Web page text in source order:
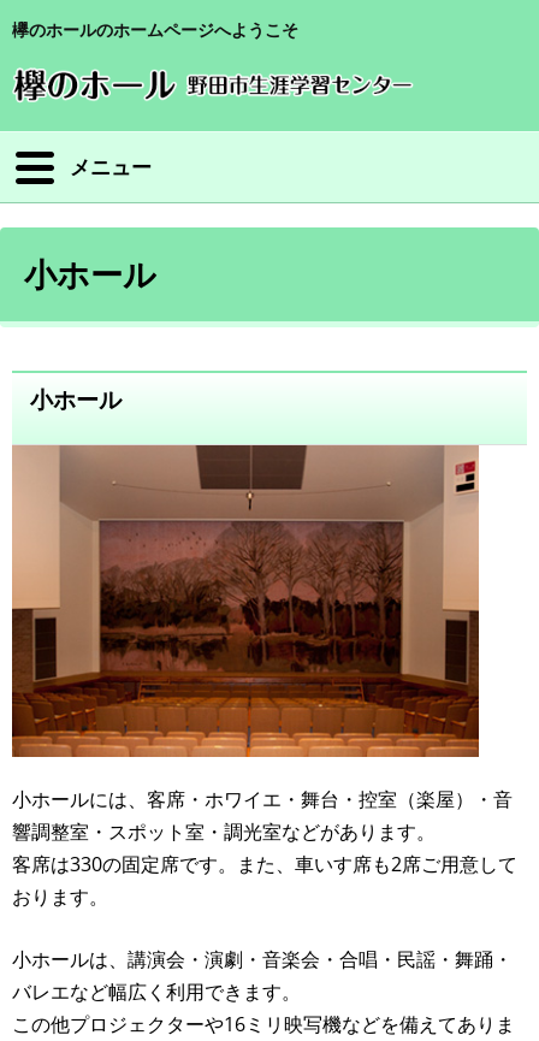
欅のホールのホームページへようこそ
メニュー
小ホール
小ホール
小ホールには、客席・ホワイエ・舞台・控室（楽屋）・音
響調整室・スポット室・調光室などがあります。
客席は330の固定席です。また、車いす席も2席ご用意して
おります。
小ホールは、講演会・演劇・音楽会・合唱・民謡・舞踊・
バレエなど幅広く利用できます。
この他プロジェクターや16ミリ映写機などを備えてありま